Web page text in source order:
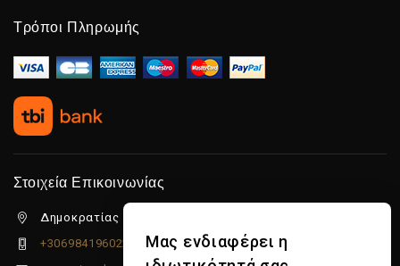
Τρόποι Πληρωμής
Στοιχεία Επικοινωνίας
Δημοκρατίας 5β Λιμένας Χερσονήσου, 70014
+306984196022
Μας ενδιαφέρει η